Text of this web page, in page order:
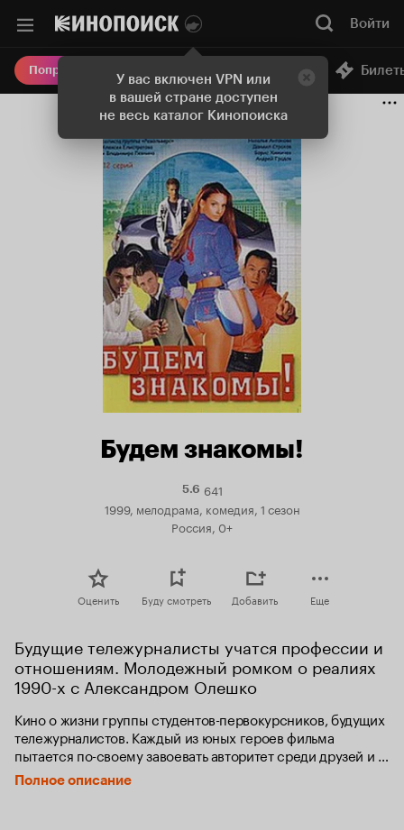
У вас включен VPN или
в вашей стране доступен
не весь каталог Кинопоиска
Войти
Попробовать Плюс Онлайн-кинотеатр
Будем знакомы!
5.6Рейтинг
5.6
641
1999, мелодрама, комедия, 1 сезон
Россия, 0+
Оценить Буду смотреть Добавить Еще
Будущие тележурналисты учатся профессии и
отношениям. Молодежный ромком о реалиях
1990-х с Александром Олешко
Кино о жизни группы студентов-первокурсников, будущих
тележурналистов. Каждый из юных героев фильма
пытается по-своему завоевать авторитет среди друзей и
педагогов, утвердить себя в студенческом коллективе и
профессии.
Полное описание